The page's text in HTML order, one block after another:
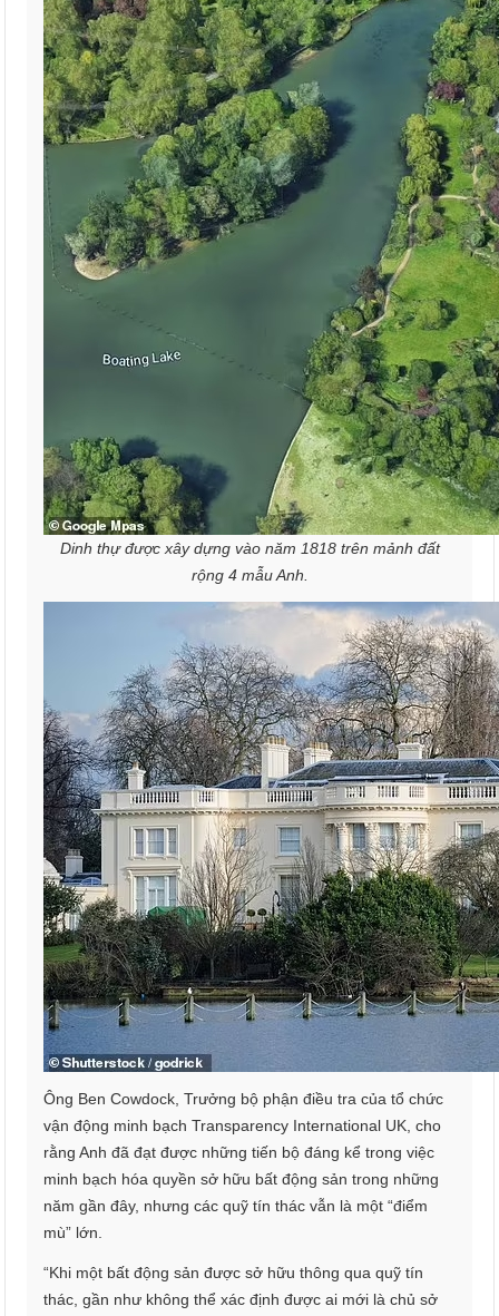
Dinh thự được xây dựng vào năm 1818 trên mảnh đất
rộng 4 mẫu Anh.
Ông Ben Cowdock, Trưởng bộ phận điều tra của tổ chức
vận động minh bạch Transparency International UK, cho
rằng Anh đã đạt được những tiến bộ đáng kể trong việc
minh bạch hóa quyền sở hữu bất động sản trong những
năm gần đây, nhưng các quỹ tín thác vẫn là một “điểm
mù” lớn.
“Khi một bất động sản được sở hữu thông qua quỹ tín
thác, gần như không thể xác định được ai mới là chủ sở